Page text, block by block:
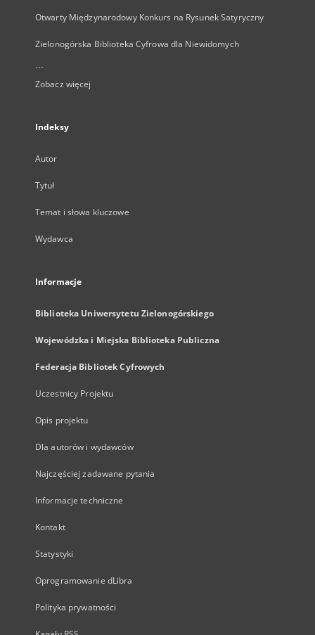
Otwarty Międzynarodowy Konkurs na Rysunek Satyryczny
Zielonogórska Biblioteka Cyfrowa dla Niewidomych
...
Zobacz więcej
Indeksy
Autor
Tytuł
Temat i słowa kluczowe
Wydawca
Informacje
Biblioteka Uniwersytetu Zielonogórskiego
Wojewódzka i Miejska Biblioteka Publiczna
Federacja Bibliotek Cyfrowych
Uczestnicy Projektu
Opis projektu
Dla autorów i wydawców
Najczęściej zadawane pytania
Informacje techniczne
Kontakt
Statystyki
Oprogramowanie dLibra
Polityka prywatności